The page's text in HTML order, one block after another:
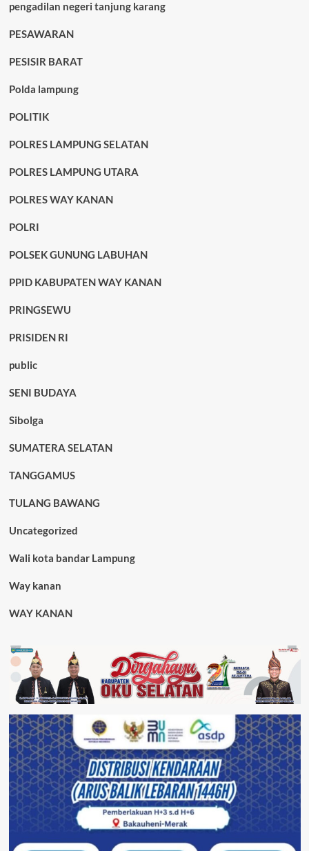
pengadilan negeri tanjung karang
PESAWARAN
PESISIR BARAT
Polda lampung
POLITIK
POLRES LAMPUNG SELATAN
POLRES LAMPUNG UTARA
POLRES WAY KANAN
POLRI
POLSEK GUNUNG LABUHAN
PPID KABUPATEN WAY KANAN
PRINGSEWU
PRISIDEN RI
public
SENI BUDAYA
Sibolga
SUMATERA SELATAN
TANGGAMUS
TULANG BAWANG
Uncategorized
Wali kota bandar Lampung
Way kanan
WAY KANAN